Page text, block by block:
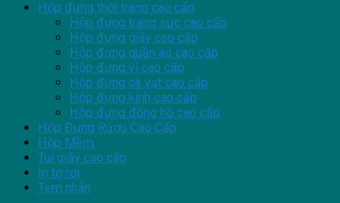
Hộp đựng thời trang cao cấp
Hộp đựng trang sức cao cấp
Hộp đựng giày cao cấp
Hộp đựng quần áo cao cấp
Hộp đựng ví cao cấp
Hộp đựng cà vạt cao cấp
Hộp đựng kính cao cấp
Hộp đựng đồng hồ cao cấp
Hộp Đựng Rượu Cao Cấp
Hộp Mềm
Túi giấy cao cấp
In tờ rơi
Tem nhãn